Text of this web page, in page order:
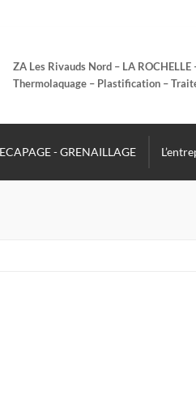
ZA Les Rivauds Nord – LA ROCHELLE
Thermolaquage – Plastification –
- GRENAILLAGE